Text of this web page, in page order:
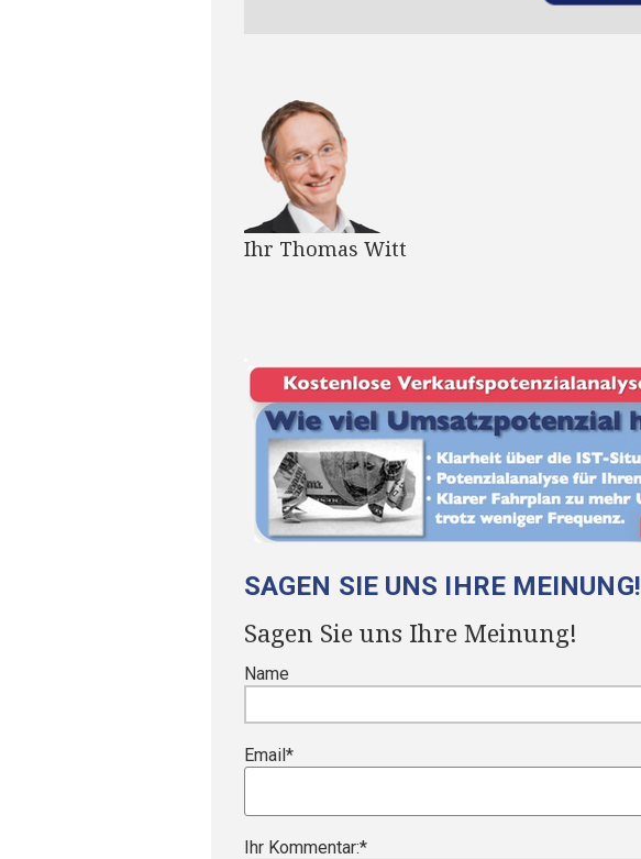
Ihr Thomas Witt
SAGEN SIE UNS IHRE MEINUNG!
Sagen Sie uns Ihre Meinung!
Name
Email*
Ihr Kommentar:*